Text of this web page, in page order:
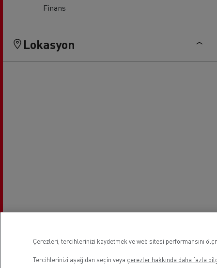
Finans
Lokasyon
Çerezleri, tercihlerinizi kaydetmek ve web sitesi performansını
Tercihlerinizi aşağıdan seçin veya çerezler hakkında daha fazla